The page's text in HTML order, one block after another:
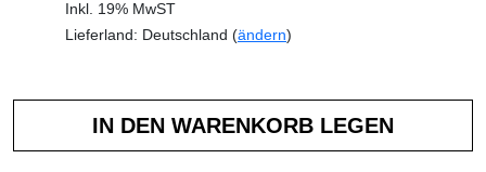
Inkl. 19% MwST
Lieferland: Deutschland (ändern)